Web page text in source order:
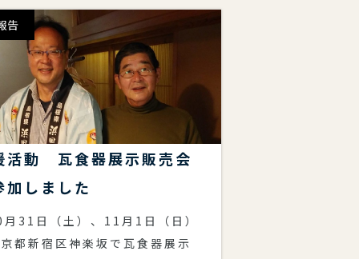
告
活動 瓦食器展示販売会
加しました
31日（土）、11月1日（日）
都新宿区神楽坂で瓦食器展示